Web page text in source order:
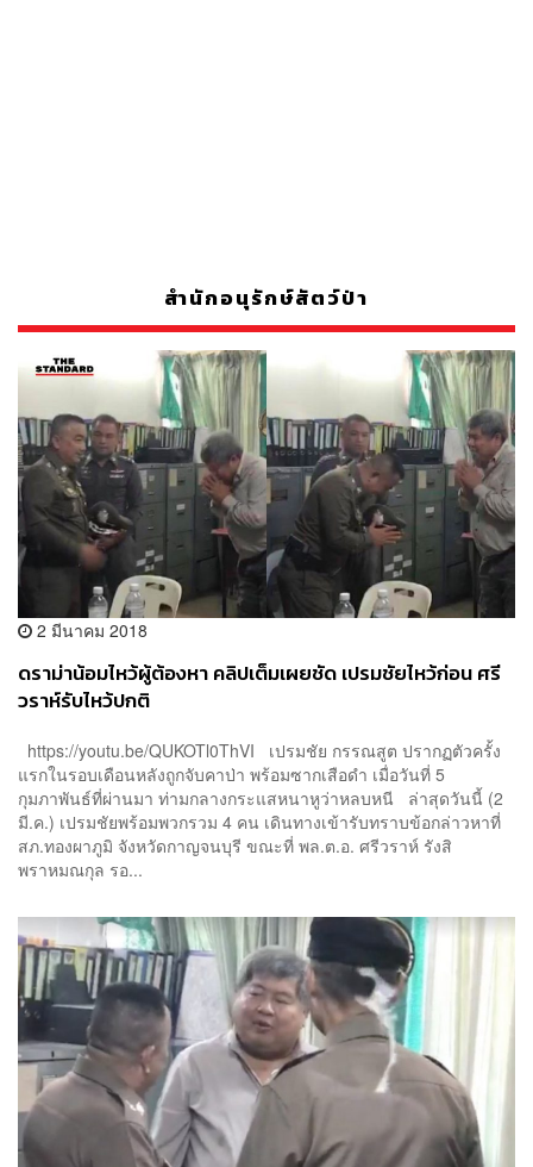
สำนักอนุรักษ์สัตว์ป่า
2 มีนาคม 2018
ดราม่าน้อมไหว้ผู้ต้องหา คลิปเต็มเผยชัด เปรมชัยไหว้ก่อน ศรี
วราห์รับไหว้ปกติ
https://youtu.be/QUKOTl0ThVI เปรมชัย กรรณสูต ปรากฏตัวครั้ง
แรกในรอบเดือนหลังถูกจับคาป่า พร้อมซากเสือดำ เมื่อวันที่ 5
กุมภาพันธ์ที่ผ่านมา ท่ามกลางกระแสหนาหูว่าหลบหนี ล่าสุดวันนี้ (2
มี.ค.) เปรมชัยพร้อมพวกรวม 4 คน เดินทางเข้ารับทราบข้อกล่าวหาที่
สภ.ทองผาภูมิ จังหวัดกาญจนบุรี ขณะที่ พล.ต.อ. ศรีวราห์ รังสิ
พราหมณกุล รอ...